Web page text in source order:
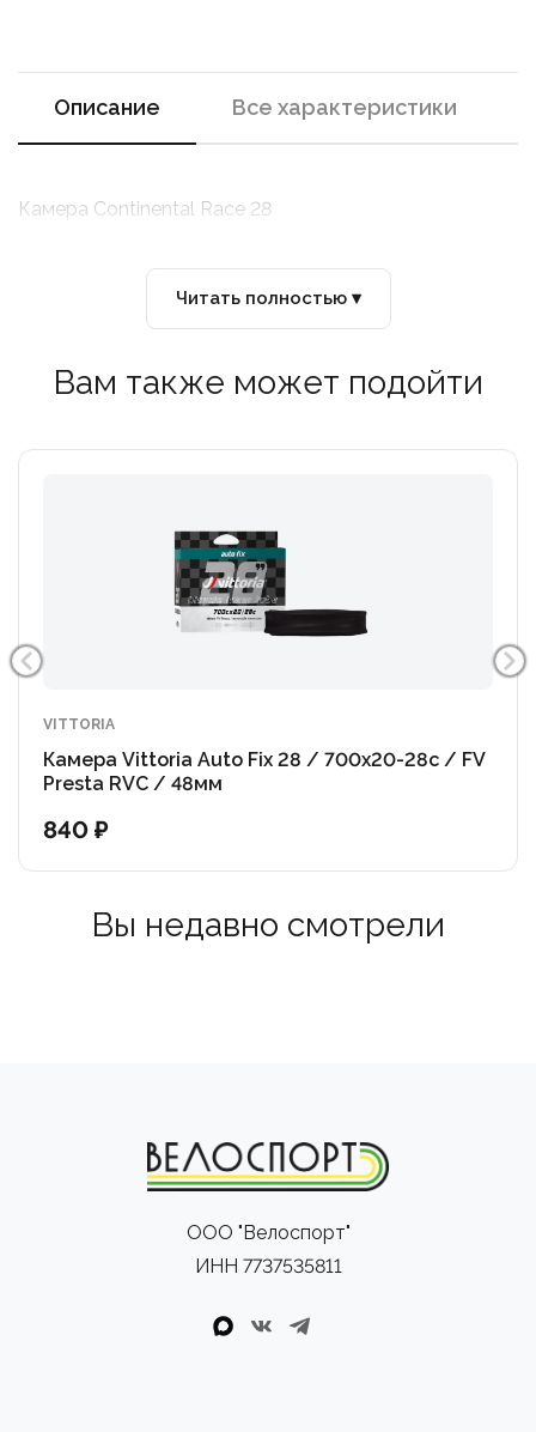
Описание Все характеристики
Камера Continental Race 28
Читать полностью ▾
Вам также может подойти
VITTORIA
Камера Vittoria Auto Fix 28 / 700x20-28c / FV
Presta RVC / 48мм
840 ₽
Вы недавно смотрели
ООО "Велоспорт"
ИНН 7737535811